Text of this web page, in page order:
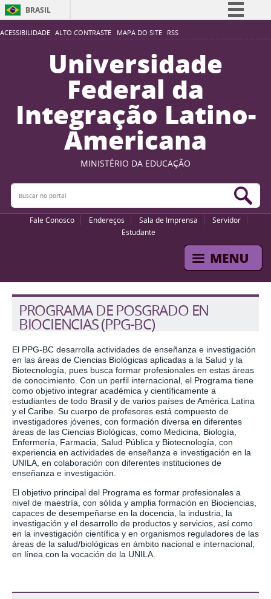
ACESSIBILIDADE ALTO CONTRASTE MAPA DO SITE RSS
BRASIL
Simplifique!
Participe
Acesso à informação
Legislação
Canais
Universidade
Federal da
Integração Latino-
Americana
MINISTÉRIO DA EDUCAÇÃO
Buscar no portal
Fale Conosco Endereços Sala de Imprensa
Servidor
Estudante
PROGRAMA DE POSGRADO EN
BIOCIENCIAS (PPG-BC)
El PPG-BC desarrolla actividades de enseñanza e investigación
en las áreas de Ciencias Biológicas aplicadas a la Salud y la
Biotecnología, pues busca formar profesionales en estas áreas
de conocimiento. Con un perfil internacional, el Programa tiene
como objetivo integrar académica y científicamente a
estudiantes de todo Brasil y de varios países de América Latina
y el Caribe. Su cuerpo de profesores está compuesto de
investigadores jóvenes, con formación diversa en diferentes
áreas de las Ciencias Biológicas, como Medicina, Biología,
Enfermería, Farmacia, Salud Pública y Biotecnología, con
experiencia en actividades de enseñanza e investigación en la
UNILA, en colaboración con diferentes instituciones de
enseñanza e investigación.
El objetivo principal del Programa es formar profesionales a
nivel de maestría, con sólida y amplia formación en Biociencias,
capaces de desempeñarse en la docencia, la industria, la
investigación y el desarrollo de productos y servicios, así como
en la investigación científica y en organismos reguladores de las
áreas de la salud/biológicas en ámbito nacional e internacional,
en línea con la vocación de la UNILA.